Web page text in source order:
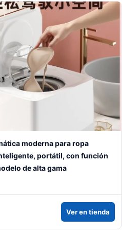
moderna para ropa
portátil, con función
de alta gama
Ver en tienda